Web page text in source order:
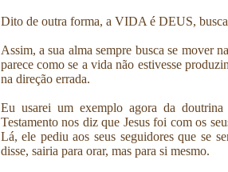
Dito de outra forma, a VIDA é DEUS,
Assim, a sua alma sempre busca se mover
parece como se a vida não estivesse
na direção errada.
Eu usarei um exemplo agora da
Testamento nos diz que Jesus foi com os
Lá, ele pediu aos seus seguidores que se
disse, sairia para orar, mas para si mesmo.